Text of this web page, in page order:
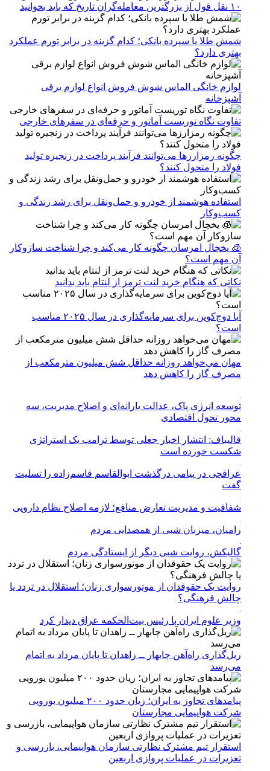
۱۰ نقل قول از بزرگترین معامله‌گران تاریخ که باید بخوانید
شمش طلا یا سپرده بانکی؛ کدام گزینه در برابر تورم عملکرد
بهتری دارد؟
لوازم خانگی الماس شوش فروش انواع لوازم برقی
آشپزخانه
تفاوت نگاه توریست آماتور و حرفه‌ای در سفرهای خارجی
چگونه رمزارزها می‌توانند فرآیند پرداخت در زنجیره تولید
فولاد را متحول کنند؟
استفاده هوشمند از خودرو و حمل‌ونقل برای رشد زندگی و
کسب‌وکار
🧊 یخچال امرسان چگونه کار می‌کند و چرا شناخت سازوکار
آن مهم است؟
نکاتی که هنگام خرید لنت ترمز از لنتام باید بدانید
آیا دوج‌کوین برای سرمایه‌گذاری در سال ۲۰۲۵ مناسب
است؟
مهان می‌خواهد روزانه حداقل شش میلیون مترمکعب از
مصرف گاز را کاهش دهد
توسعه انرژی پاک، عدالت یارانه‌ای و اصلاح مدیریت، سه
محور تحول اقتصادی
قالیباف: انتشار اخبار جعلی توسط ترامپ یک استراتژی
شکست خورده است
عراقچی در پیامی درگذشت ابوالقاسم قاسم‌زاده را تسلیت
گفت
شفافیت و مدیریت تعارض منافع؛ لازمه اصلاح نظام دارویی
رامیان، میزبان شبی از همصدایی مردم
گالیکش، روایت شبی دیگر از ایستادگی مردم
روایت یک حقوقدان از موتورسواری زنان؛ استقلال در تردد یا
چالش فرهنگی؟
وزیر علوم ایران با رئیس بیت‌الحکمه عراق دیدار کرد
ریل‌گذاری راه‌آهن چابهار ــ زاهدان تا پایان مرداد به اتمام
می‌رسد
پیامدهای تجاوز به ایران؛ زیان حدود ۲۰۰ میلیون یورویی
شرکت هواپیمایی مجارستان
استقرار تیم مشترک نظارتی سازمان هواپیمایی، بازرسی و
تعزیرات در عملیات پروازی اربعین